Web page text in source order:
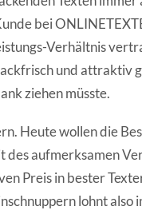
bei
Verhältnis
und attraktiv
ziehen müsste.
Heute wollen die
des aufmerksamen
Preis in bester
lohnt